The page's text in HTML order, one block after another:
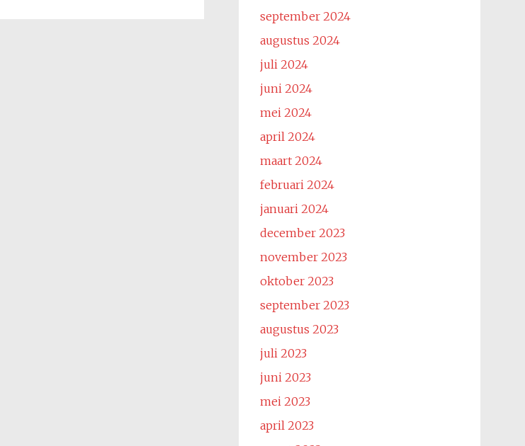
september 2024
augustus 2024
juli 2024
juni 2024
mei 2024
april 2024
maart 2024
februari 2024
januari 2024
december 2023
november 2023
oktober 2023
september 2023
augustus 2023
juli 2023
juni 2023
mei 2023
april 2023